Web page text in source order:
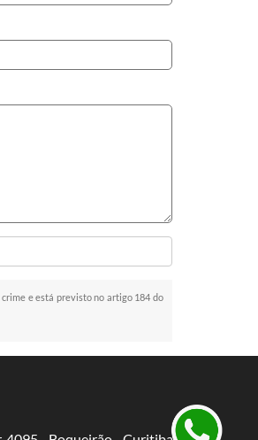
e está previsto no artigo 184 do